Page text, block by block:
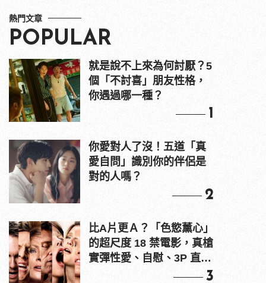
熱門文章
POPULAR
就是說不上來為何討厭？5
個「不討喜」朋友性格，
你遇過哪一種？
1
你愛對人了沒！五道「真
愛自問」識別你的伴侶是
對的人嗎？
2
比A片更Ａ？「色慾薰心」
的超尺度 18 禁電影，真槍
實彈性愛、自慰、3P 直接
3